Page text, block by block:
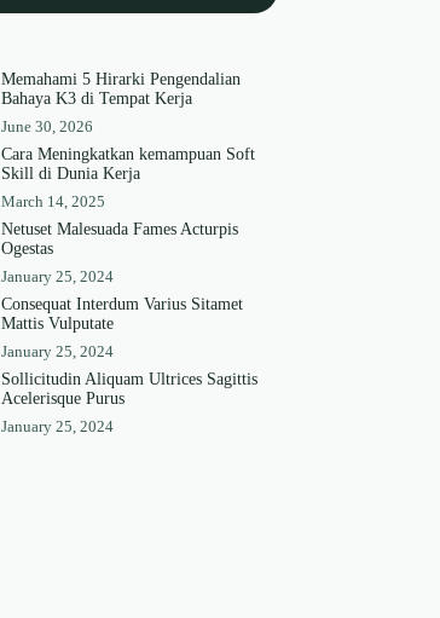
Memahami 5 Hirarki Pengendalian
Bahaya K3 di Tempat Kerja
June 30, 2026
Cara Meningkatkan kemampuan Soft
Skill di Dunia Kerja
March 14, 2025
Netuset Malesuada Fames Acturpis
Ogestas
January 25, 2024
Consequat Interdum Varius Sitamet
Mattis Vulputate
January 25, 2024
Sollicitudin Aliquam Ultrices Sagittis
Acelerisque Purus
January 25, 2024